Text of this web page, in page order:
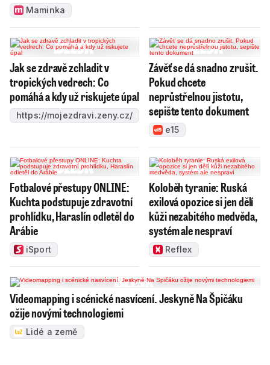
Maminka
Jak se zdravě zchladit v
tropických vedrech: Co
pomáhá a kdy už riskujete úpal
https://mojezdravi.zeny.cz/
Závěť se dá snadno zrušit.
Pokud chcete
neprůstřelnou jistotu,
sepište tento dokument
e15
Fotbalové přestupy ONLINE:
Kuchta podstupuje zdravotní
prohlídku, Haraslín odletěl do
Arábie
iSport
Koloběh tyranie: Ruská
exilová opozice si jen dělí
kůži nezabitého medvěda,
systém ale nespraví
Reflex
Videomapping i scénické nasvícení. Jeskyně Na Špičáku
ožije novými technologiemi
Lidé a země